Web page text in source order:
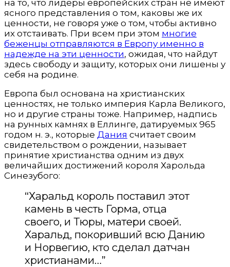
на то, что лидеры европейских стран не имеют
ясного представления о том, каковы же их
ценности, не говоря уже о том, чтобы активно
их отстаивать. При всем при этом многие
беженцы отправляются в Европу именно в
надежде на эти ценности, ожидая, что найдут
здесь свободу и защиту, которых они лишены у
себя на родине.
Европа был основана на христианских
ценностях, не только империя Карла Великого,
но и другие страны тоже. Например, надпись
на рунных камнях в Еллинге, датируемых 965
годом н. э., которые Дания считает своим
свидетельством о рождении, называет
принятие христианства одним из двух
величайших достижений короля Харольда
Синезубого:
“Харальд король поставил этот
камень в честь Горма, отца
своего, и Тюры, матери своей.
Харальд, покоривший всю Данию
и Норвегию, кто сделал датчан
христианами…”